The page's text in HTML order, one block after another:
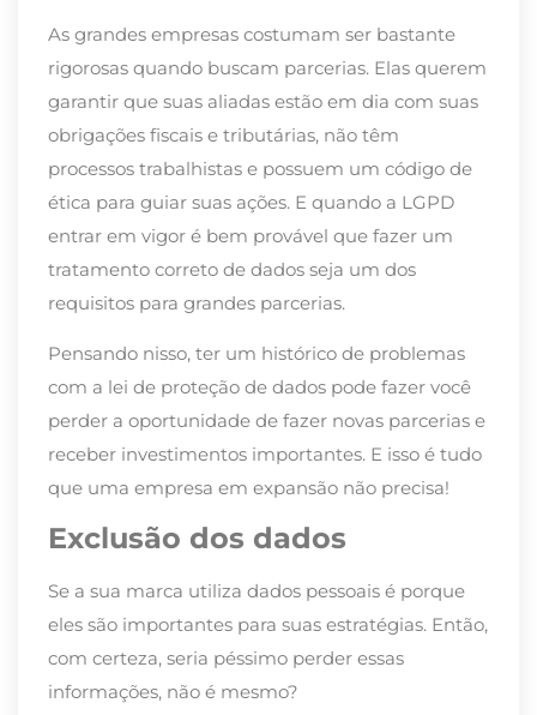
As grandes empresas costumam ser bastante
rigorosas quando buscam parcerias. Elas querem
garantir que suas aliadas estão em dia com suas
obrigações fiscais e tributárias, não têm
processos trabalhistas e possuem um código de
ética para guiar suas ações. E quando a LGPD
entrar em vigor é bem provável que fazer um
tratamento correto de dados seja um dos
requisitos para grandes parcerias.
Pensando nisso, ter um histórico de problemas
com a lei de proteção de dados pode fazer você
perder a oportunidade de fazer novas parcerias e
receber investimentos importantes. E isso é tudo
que uma empresa em expansão não precisa!
Exclusão dos dados
Se a sua marca utiliza dados pessoais é porque
eles são importantes para suas estratégias. Então,
com certeza, seria péssimo perder essas
informações, não é mesmo?